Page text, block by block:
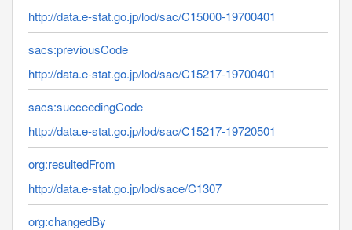
http://data.e-stat.go.jp/lod/sac/C15000-19700401
sacs:previousCode
http://data.e-stat.go.jp/lod/sac/C15217-19700401
sacs:succeedingCode
http://data.e-stat.go.jp/lod/sac/C15217-19720501
org:resultedFrom
http://data.e-stat.go.jp/lod/sace/C1307
org:changedBy